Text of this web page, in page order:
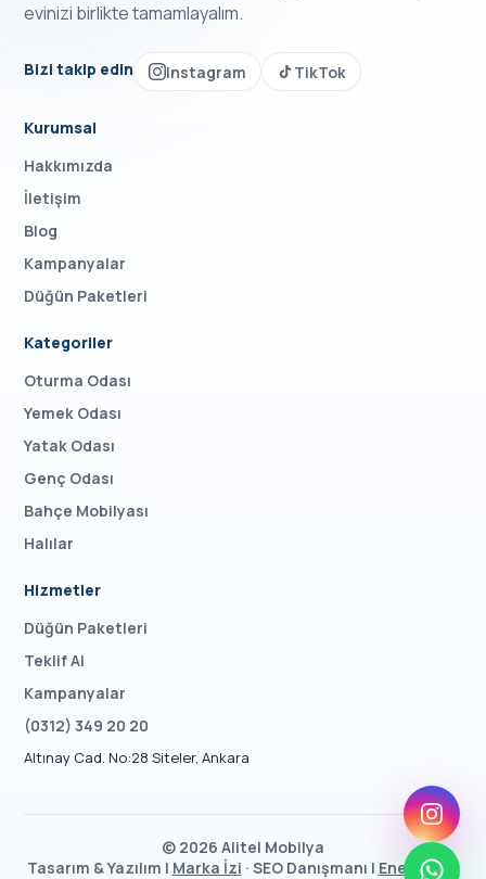
evinizi birlikte tamamlayalım.
Bizi takip edin Instagram TikTok
Kurumsal
Hakkımızda
İletişim
Blog
Kampanyalar
Düğün Paketleri
Kategoriler
Oturma Odası
Yemek Odası
Yatak Odası
Genç Odası
Bahçe Mobilyası
Halılar
Hizmetler
Düğün Paketleri
Teklif Al
Kampanyalar
(0312) 349 20 20
Altınay Cad. No:28 Siteler, Ankara
© 2026 Alitel Mobilya
Tasarım & Yazılım | Marka İzi · SEO Danışmanı | Enes Taşcı